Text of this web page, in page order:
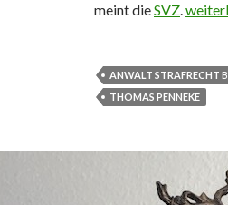
meint dieSVZ.Ist die
ANWALT STRAFRECHT
THOMAS PENNEKE